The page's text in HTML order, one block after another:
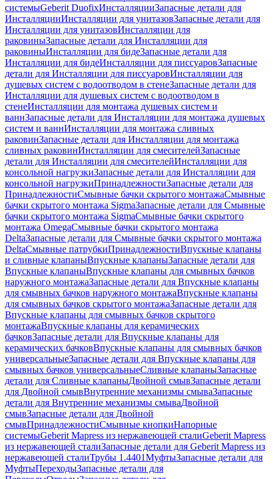
системыGeberit DuofixИнсталляцииЗапасные детали для
ИнсталляцииИнсталляции для унитазовЗапасные детали для
Инсталляции для унитазовИнсталляции для
раковиныЗапасные детали для Инсталляции для
раковиныИнсталляции для бидеЗапасные детали для
Инсталляции для бидеИнсталляции для писсуаровЗапасные
детали для Инсталляции для писсуаровИнсталляции для
душевых систем с водоотводом в стенеЗапасные детали для
Инсталляции для душевых систем с водоотводом в
стенеИнсталляции для монтажа душевых систем и
ваннЗапасные детали для Инсталляции для монтажа душевых
систем и ваннИнсталляции для монтажа сливных
раковинЗапасные детали для Инсталляции для монтажа
сливных раковинИнсталляции для смесителейЗапасные
детали для Инсталляции для смесителейИнсталляции для
консольной нагрузкиЗапасные детали для Инсталляции для
консольной нагрузкиПринадлежностиЗапасные детали для
ПринадлежностиСмывные бачки скрытого монтажаСмывные
бачки скрытого монтажа SigmaЗапасные детали для Смывные
бачки скрытого монтажа SigmaСмывные бачки скрытого
монтажа OmegaСмывные бачки скрытого монтажа
DeltaЗапасные детали для Смывные бачки скрытого монтажа
DeltaСмывные патрубкиПринадлежностиВпускные клапаны
и сливные клапаныВпускные клапаныЗапасные детали для
Впускные клапаныВпускные клапаны для смывных бачков
наружного монтажаЗапасные детали для Впускные клапаны
для смывных бачков наружного монтажаВпускные клапаны
для смывных бачков скрытого монтажаЗапасные детали для
Впускные клапаны для смывных бачков скрытого
монтажаВпускные клапаны для керамических
бачковЗапасные детали для Впускные клапаны для
керамических бачковВпускные клапаны для смывных бачков
универсальныеЗапасные детали для Впускные клапаны для
смывных бачков универсальныеСливные клапаныЗапасные
детали для Сливные клапаныДвойной смывЗапасные детали
для Двойной смывВнутренние механизмы смываЗапасные
детали для Внутренние механизмы смываДвойной
смывЗапасные детали для Двойной
смывПринадлежностиСмывные кнопкиНапорные
системыGeberit Mapress из нержавеющей сталиGeberit Mapress
из нержавеющей сталиЗапасные детали для Geberit Mapress из
нержавеющей сталиТрубы 1.4401МуфтыЗапасные детали для
МуфтыПереходыЗапасные детали для